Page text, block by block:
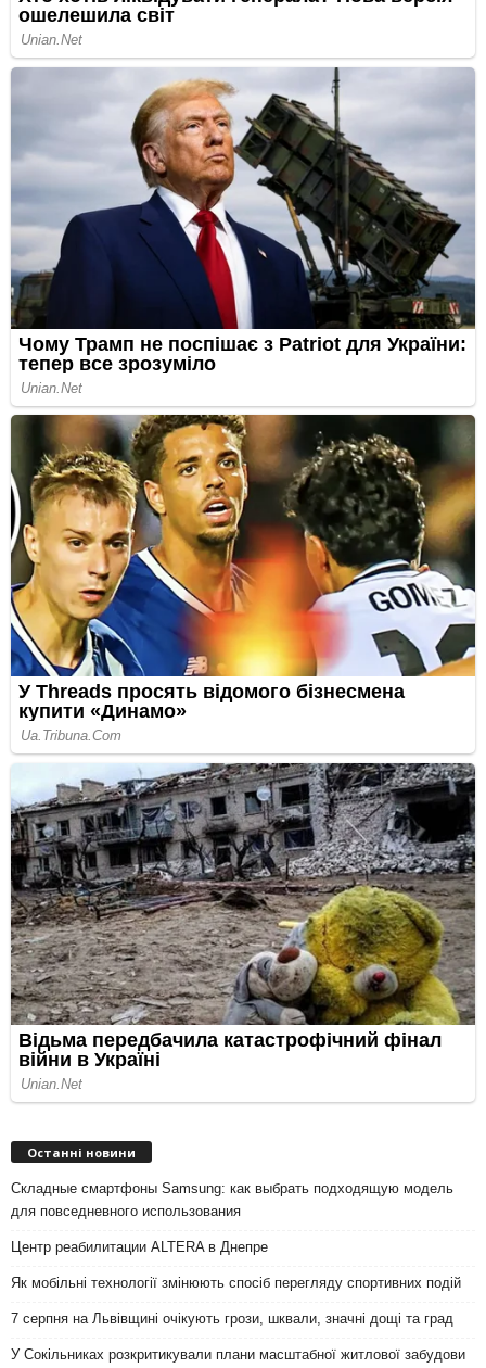
Останні новини
Складные смартфоны Samsung: как выбрать подходящую модель
для повседневного использования
Центр реабилитации ALTERA в Днепре
Як мобільні технології змінюють спосіб перегляду спортивних подій
7 серпня на Львівщині очікують грози, шквали, значні дощі та град
У Сокільниках розкритикували плани масштабної житлової забудови